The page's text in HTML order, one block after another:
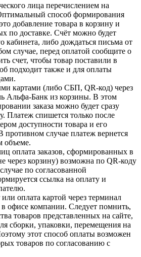
лица перечислением на
способ формирования
добавление товара в корзину и
по доставке. Счёт можно будет
кабинета, либо дождаться письма от
случае, перед оплатой сообщите о
счет, чтобы товар поставили в
подходит также и для оплаты
картами (либо СБП, QR-код) через
Альфа-Банк из корзины. В этом
заказа можно будет сразу
Платеж спишется только после
доступности товара и его
противном случае платеж вернется
объеме.
оплата заказов, сформированных в
через корзину) возможна по QR-коду
по согласованной
ссылка на оплату и
оплата картой через терминал
офисе компании. Следует помнить,
товаров представленных на сайте,
сборки, упаковки, перемещения на
этот способ оплаты возможен
товаров по согласованию с